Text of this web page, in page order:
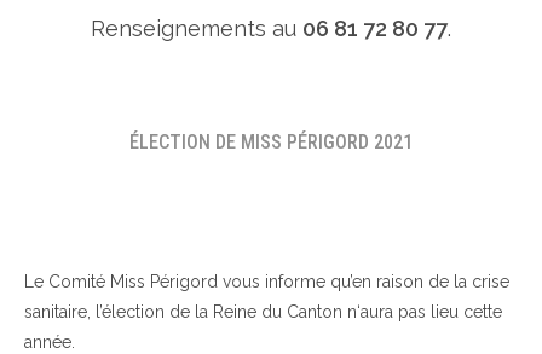
Renseignements au 06 81 72 80 77.
ÉLECTION DE MISS PÉRIGORD 2021
Le Comité Miss Périgord vous informe qu’en raison de la crise
sanitaire, l’élection de la Reine du Canton n‘aura pas lieu cette
année.